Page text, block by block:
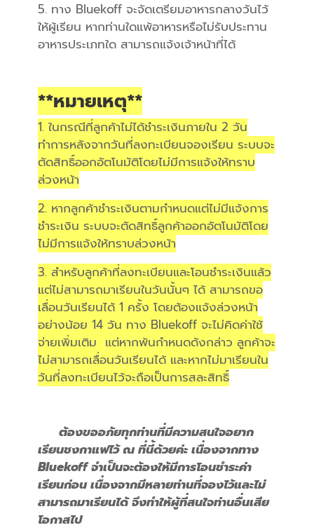
5. ทาง Bluekoff จะจัดเตรียมอาหารกลางวันไว้
ให้ผู้เรียน หากท่านใดแพ้อาหารหรือไม่รับประทาน
อาหารประเภทใด สามารถแจ้งเจ้าหน้าที่ได้
**หมายเหตุ**
1. ในกรณีที่ลูกค้าไม่ได้ชำระเงินภายใน 2 วัน
ทำการหลังจากวันที่ลงทะเบียนจองเรียน ระบบจะ
ตัดสิทธิ์ออกอัตโนมัติโดยไม่มีการแจ้งให้ทราบ
ล่วงหน้า
2. หากลูกค้าชำระเงินตามกำหนดแต่ไม่มีแจ้งการ
ชำระเงิน ระบบจะตัดสิทธิ์ลูกค้าออกอัตโนมัติโดย
ไม่มีการแจ้งให้ทราบล่วงหน้า
3. สำหรับลูกค้าที่ลงทะเบียนและโอนชำระเงินแล้ว
แต่ไม่สามารถมาเรียนในวันนั้นๆ ได้ สามารถขอ
เลื่อนวันเรียนได้ 1 ครั้ง โดยต้องแจ้งล่วงหน้า
อย่างน้อย 14 วัน ทาง Bluekoff จะไม่คิดค่าใช้
จ่ายเพิ่มเติม แต่หากพ้นกำหนดดังกล่าว ลูกค้าจะ
ไม่สามารถเลื่อนวันเรียนได้ และหากไม่มาเรียนใน
วันที่ลงทะเบียนไว้จะถือเป็นการสละสิทธิ์
ต้องขออภัยทุกท่านที่มีความสนใจอยาก
เรียนชงกาแฟไว้ ณ ที่นี้ด้วยค่ะ เนื่องจากทาง
Bluekoff จำเป็นจะต้องให้มีการโอนชำระค่า
เรียนก่อน เนื่องจากมีหลายท่านที่จองไว้และไม่
สามารถมาเรียนได้ จึงทำให้ผู้ที่สนใจท่านอื่นเสีย
โอกาสไป